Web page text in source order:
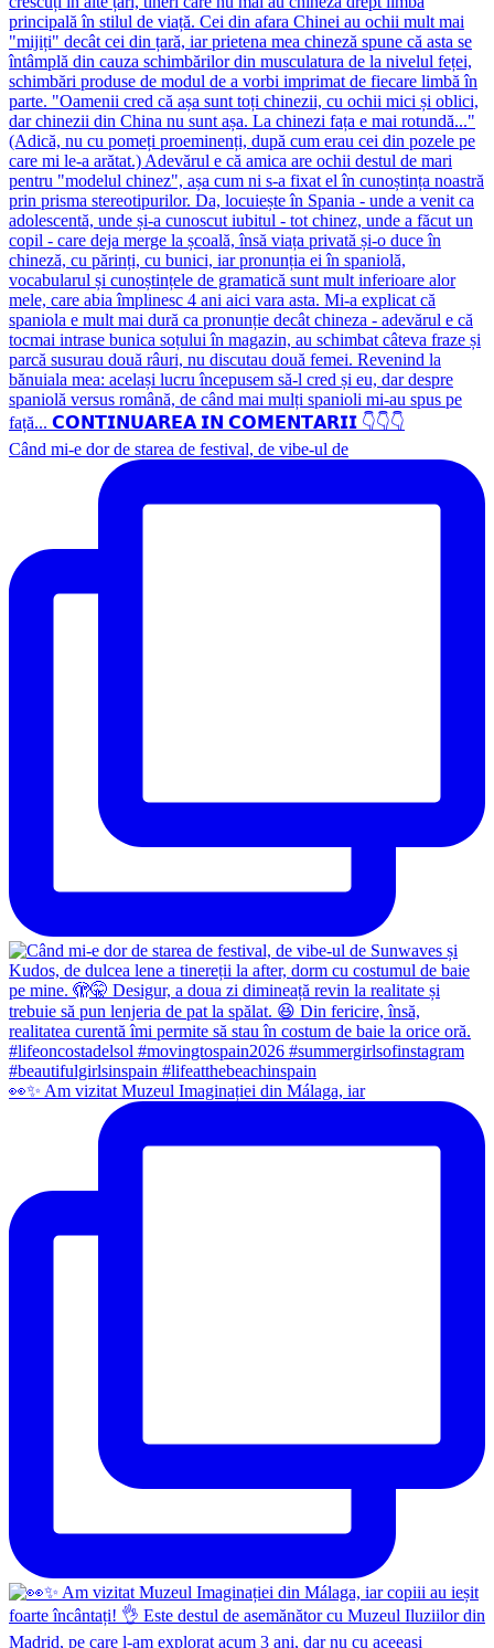
Când mi-e dor de starea de festival, de vibe-ul de
👀✨️ Am vizitat Muzeul Imaginației din Málaga, iar